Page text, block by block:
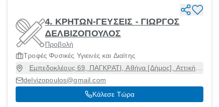
4. ΚΡΗΤΩΝ-ΓΕΥΣΕΙΣ - ΓΙΩΡΓΟΣ
ΔΕΛΒΙΖΟΠΟΥΛΟΣ
Προβολή
Τροφές Φυσικές Υγιεινές και Διαίτης
Εμπεδοκλέους 69, ΠΑΓΚΡΑΤΙ, Αθήνα [Δήμος], Αττική,
11633
delvizopoulos@gmail.com
Κάλεσε Τώρα